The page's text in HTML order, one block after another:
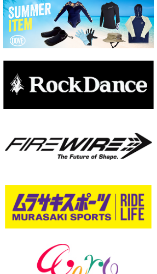
VAGY
waka☆=
YUKI☆
ハンマー
まっきー
小川予報士
上條将美
唐澤予報士
SancheZ
米山予報士